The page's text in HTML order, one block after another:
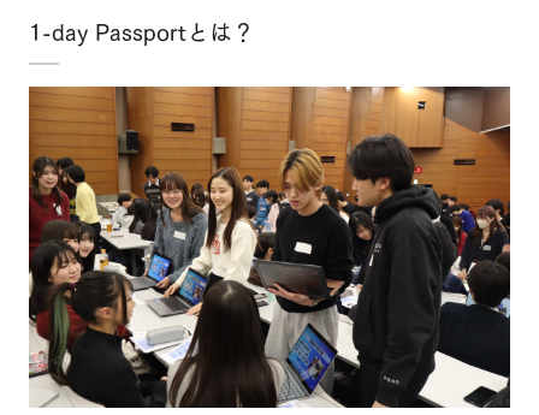
1-day Passportとは？